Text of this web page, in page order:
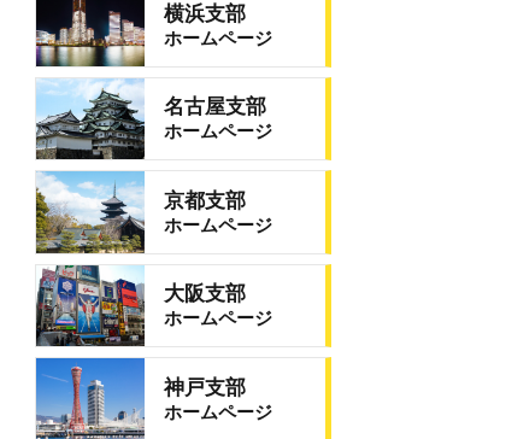
横浜支部
ホームページ
名古屋支部
ホームページ
京都支部
ホームページ
大阪支部
ホームページ
神戸支部
ホームページ